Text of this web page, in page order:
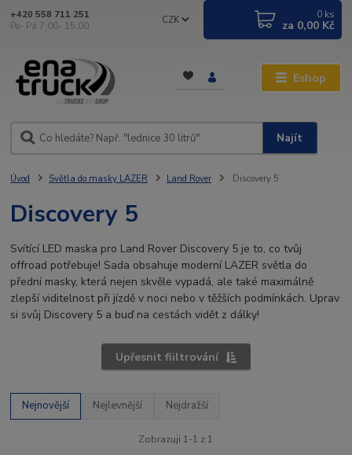
Eshop
CZK
Najít
+420 558 711 251
Po- Pá 7:00- 15:00
0 ks
za 0,00 Kč
Úvod Světla do masky LAZER Land Rover Discovery 5
Discovery 5
Svítící LED maska pro Land Rover Discovery 5 je to, co tvůj
offroad potřebuje! Sada obsahuje moderní LAZER světla do
přední masky, která nejen skvěle vypadá, ale také maximálně
zlepší viditelnost při jízdě v noci nebo v těžších podmínkách. Uprav
si svůj Discovery 5 a buď na cestách vidět z dálky!
Upřesnit fiiltrování
Nejnovější Nejlevnější Nejdražší
Zobrazuji 1-1 z 1